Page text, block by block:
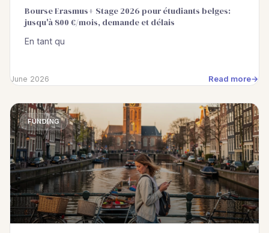
Bourse Erasmus+ Stage 2026 pour étudiants belges:
jusqu'à 800 €/mois, demande et délais
En tant qu
June 2026 Read more
FUNDING